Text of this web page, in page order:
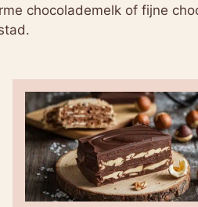
chocolademelk of fijne